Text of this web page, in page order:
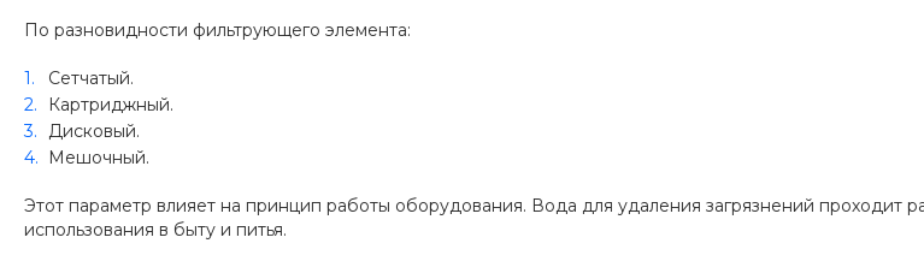
По разновидности фильтрующего элемента:
Сетчатый.
Картриджный.
Дисковый.
Мешочный.
Этот параметр влияет на принцип работы оборудования. Вода для удаления загрязнений проходит
использования в быту и питья.